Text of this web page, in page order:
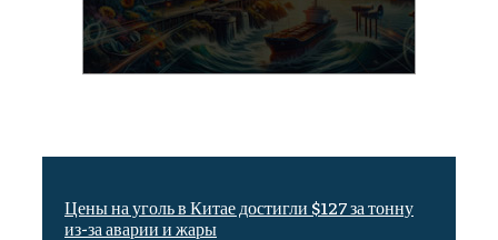
Цены на уголь в Китае достигли $127 за тонну
из-за аварии и жары